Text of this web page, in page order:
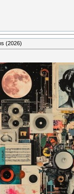
(2026)